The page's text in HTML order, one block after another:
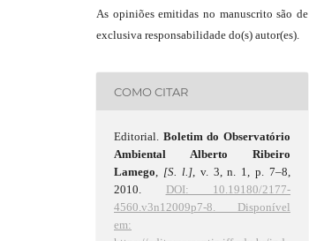
As opiniões emitidas no manuscrito são de
exclusiva responsabilidade do(s) autor(es).
COMO CITAR
Editorial. Boletim do Observatório
Ambiental Alberto Ribeiro
Lamego, [S. l.], v. 3, n. 1, p. 7–8,
2010. DOI: 10.19180/2177-
4560.v3n12009p7-8. Disponível
em: